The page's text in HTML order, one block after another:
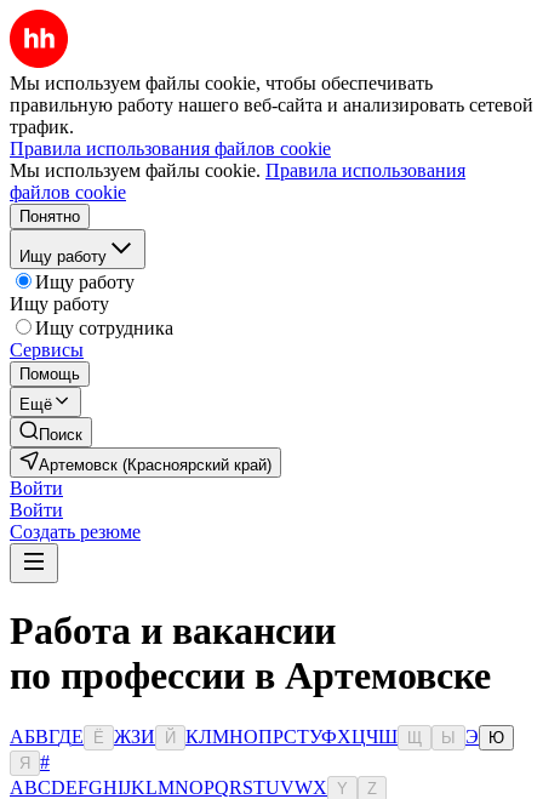
Мы используем файлы cookie, чтобы обеспечивать
правильную работу нашего веб-сайта и анализировать сетевой
трафик.
Правила использования файлов cookie
Мы используем файлы cookie. Правила использования
файлов cookie
Понятно
Ищу работу
Ищу работу
Ищу работу
Ищу сотрудника
Сервисы
Помощь
Ещё
Поиск
Артемовск (Красноярский край)
Войти
Войти
Создать резюме
Работа и вакансии
по профессии в Артемовске
АБВГДЕ Ё ЖЗИ Й КЛМНОПРСТУФХЦЧШ Ы Э
Ю
Я
#
ABCDEFGHIJKLMNOPQRSTUVWX Y Z